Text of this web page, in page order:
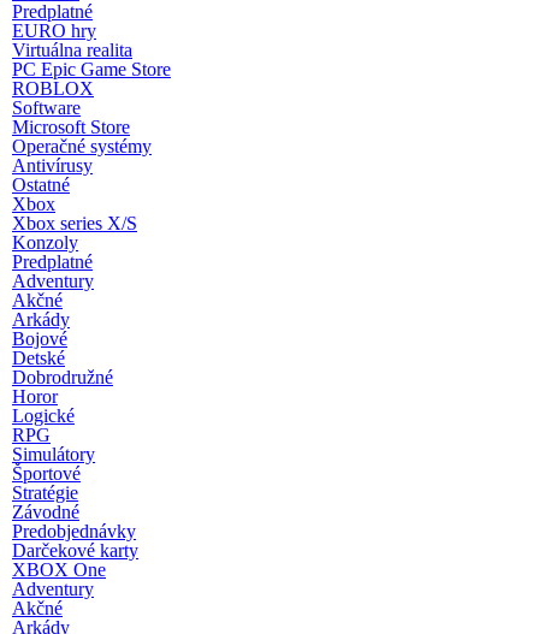
Predplatné
EURO hry
Virtuálna realita
PC Epic Game Store
ROBLOX
Software
Microsoft Store
Operačné systémy
Antivírusy
Ostatné
Xbox
Xbox series X/S
Konzoly
Predplatné
Adventury
Akčné
Arkády
Bojové
Detské
Dobrodružné
Horor
Logické
RPG
Simulátory
Športové
Stratégie
Závodné
Predobjednávky
Darčekové karty
XBOX One
Adventury
Akčné
Arkády